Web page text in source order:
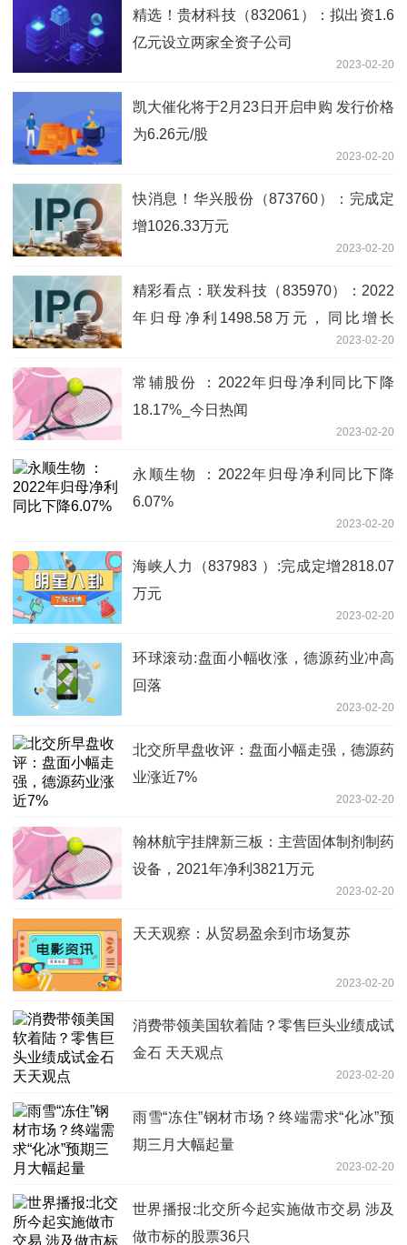
精选！贵材科技（832061）：拟出资1.6
亿元设立两家全资子公司
2023-02-20
凯大催化将于2月23日开启申购 发行价格
为6.26元/股
2023-02-20
快消息！华兴股份（873760）：完成定
增1026.33万元
2023-02-20
精彩看点：联发科技（835970）：2022
年归母净利1498.58万元，同比增长
2023-02-20
常辅股份 ：2022年归母净利同比下降
18.17%_今日热闻
2023-02-20
永顺生物 ：2022年归母净利同比下降
6.07%
2023-02-20
海峡人力（837983 ）:完成定增2818.07
万元
2023-02-20
环球滚动:盘面小幅收涨，德源药业冲高
回落
2023-02-20
北交所早盘收评：盘面小幅走强，德源药
业涨近7%
2023-02-20
翰林航宇挂牌新三板：主营固体制剂制药
设备，2021年净利3821万元
2023-02-20
天天观察：从贸易盈余到市场复苏
2023-02-20
消费带领美国软着陆？零售巨头业绩成试
金石 天天观点
2023-02-20
雨雪“冻住”钢材市场？终端需求“化冰”预
期三月大幅起量
2023-02-20
世界播报:北交所今起实施做市交易 涉及
做市标的股票36只